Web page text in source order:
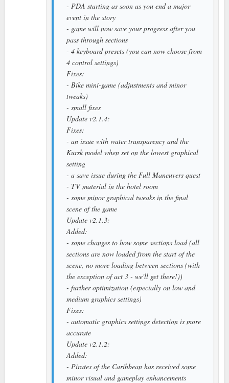
- PDA starting as soon as you end a major
event in the story
- game will now save your progress after you
pass through sections
- 4 keyboard presets (you can now choose from
4 control settings)
Fixes:
- Bike mini-game (adjustments and minor
tweaks)
- small fixes
Update v2.1.4:
Fixes:
- an issue with water transparency and the
Kursk model when set on the lowest graphical
setting
- a save issue during the Full Maneuvers quest
- TV material in the hotel room
- some minor graphical tweaks in the final
scene of the game
Update v2.1.3:
Added:
- some changes to how some sections load (all
sections are now loaded from the start of the
scene, no more loading between sections (with
the exception of act 3 - we'll get there!))
- further optimization (especially on low and
medium graphics settings)
Fixes:
- automatic graphics settings detection is more
accurate
Update v2.1.2:
Added:
- Pirates of the Caribbean has received some
minor visual and gameplay enhancements